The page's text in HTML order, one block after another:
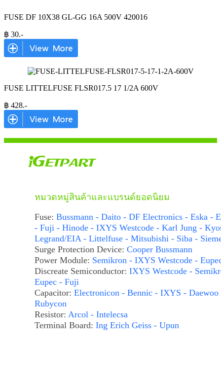
FUSE DF 10X38 GL-GG 16A 500V 420016
฿ 30.-
FUSE LITTELFUSE FLSR017.5 17 1/2A 600V
฿ 428.-
หมวดหมู่สินค้าและแบรนด์ยอดนิยม
Fuse: Bussmann - Daito - DF Electronics - Eska -
- Fuji - Hinode - IXYS Westcode - Karl Jung -
Legrand/EIA - Littelfuse - Mitsubishi - Siba -
Surge Protection Device: Cooper Bussmann
Power Module: Semikron - IXYS Westcode -
Discreate Semiconductor: IXYS Westcode -
Eupec - Fuji
Capacitor: Electronicon - Bennic - IXYS - Daewoo
Rubycon
Resistor: Arcol - Intelecsa
Terminal Board: Ing Erich Geiss - Upun